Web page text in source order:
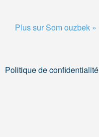
Plus sur Som ouzbek »
Politique de confidentialité